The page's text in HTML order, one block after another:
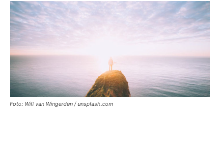
Foto: Will van Wingerden / unsplash.com